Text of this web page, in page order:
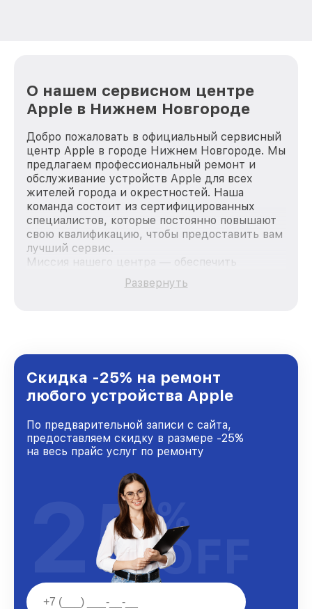
О нашем сервисном центре
Apple в Нижнем Новгороде
Добро пожаловать в официальный сервисный
центр Apple в городе Нижнем Новгороде. Мы
предлагаем профессиональный ремонт и
обслуживание устройств Apple для всех
жителей города и окрестностей. Наша
команда состоит из сертифицированных
специалистов, которые постоянно повышают
свою квалификацию, чтобы предоставить вам
лучший сервис.
Миссия нашего центра — обеспечить
качественный и доступный ремонт для
каждого пользователя продукции Apple, вне
Нижнем Новгороде, постоянно повышая
уровень доверия и лояльности наших
клиентов.
Развернуть
Скидка -25% на ремонт
любого устройства Apple
По предварительной записи с сайта,
предоставляем скидку в размере -25%
на весь прайс услуг по ремонту
25%
OFF